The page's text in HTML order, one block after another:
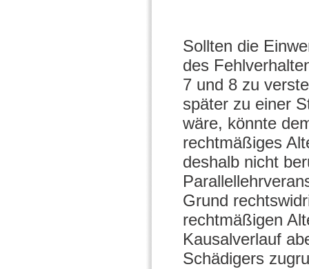
Sollten die
des
7 und 8 zu
später zu einer
wäre, könnte
rechtmäßiges
deshalb nicht
Grund
rechtmäßigen
Kausalverlauf
Schädigers